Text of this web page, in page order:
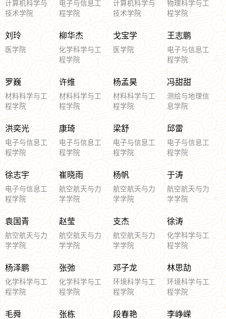
计算机科学与
技术学院
电子与信息工
程学院
计算机科学与
技术学院
物理科学与工
程学院
刘玲
医学院
柳华杰
化学科学与工
程学院
戈宝学
医学院
王志鹏
电子与信息工
程学院
罗巍
材料科学与工
程学院
许维
材料科学与工
程学院
杨孟昊
材料科学与工
程学院
冯甜甜
测绘与地理信
息学院
洪奕光
电子与信息工
程学院
康琦
电子与信息工
程学院
梁舒
电子与信息工
程学院
邱雷
电子与信息工
程学院
徐志宇
电子与信息工
程学院
崔晓雨
航空航天与力
学学院
杨帆
航空航天与力
学学院
于涛
航空航天与力
学学院
袁国青
航空航天与力
学学院
赵莹
航空航天与力
学学院
支杰
航空航天与力
学学院
徐涛
化学科学与工
程学院
杨泽鹏
化学科学与工
程学院
张弛
化学科学与工
程学院
邓子龙
环境科学与工
程学院
林思劼
环境科学与工
程学院
毛舜 张栋 段春艳 李峥嵘